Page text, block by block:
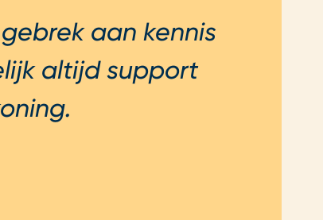
aan kennis
altijd support